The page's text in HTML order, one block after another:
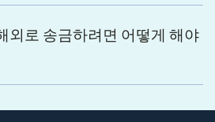
외로 송금하려면 어떻게 해야